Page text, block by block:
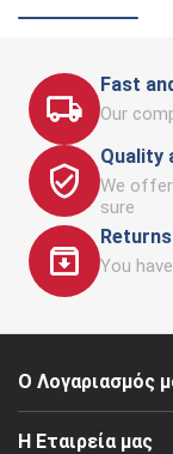
Fast
Our
Quality
We offer
sure
You
Ο Λογαριασμός
Η Εταιρεία μας